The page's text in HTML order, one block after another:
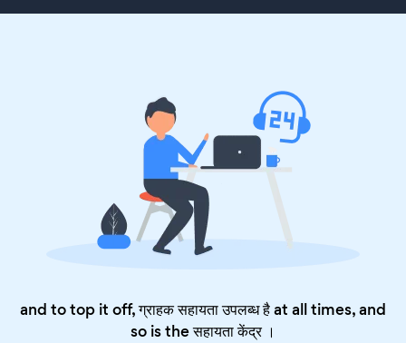
and to top it off, ग्राहक सहायता उपलब्ध है at all times, and
so is theसहायता केंद्र।